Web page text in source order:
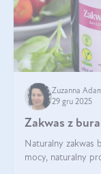
Zuzanna
29 gru 2025
Zakwas z
Naturalny zakwas
mocy, naturalny